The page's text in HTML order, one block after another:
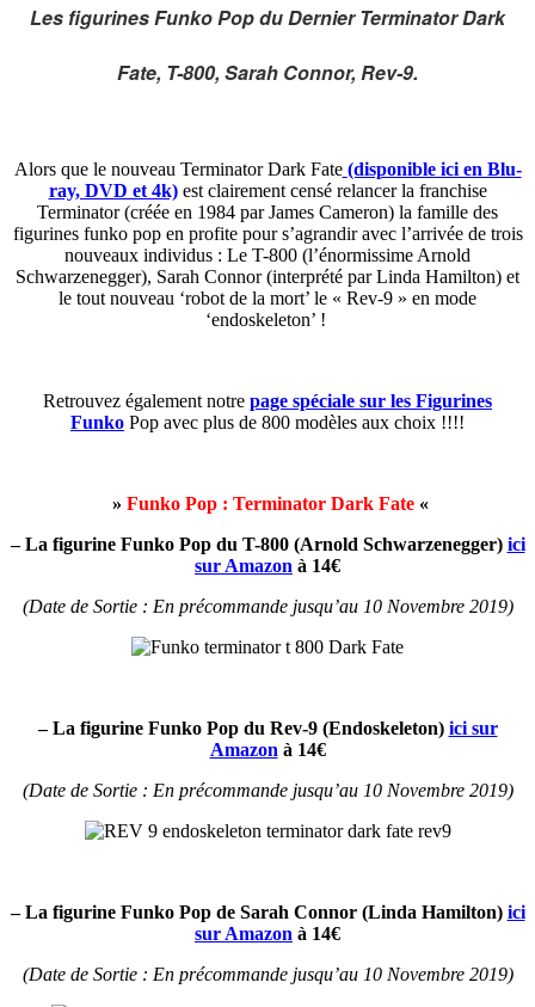
Les figurines Funko Pop du Dernier Terminator Dark
Fate, T-800, Sarah Connor, Rev-9.
Alors que le nouveau Terminator Dark Fate (disponible ici en Blu-
ray, DVD et 4k)est clairement censé relancer la franchise
Terminator (créée en 1984 par James Cameron) la famille des
figurines funko pop en profite pour s’agrandir avec l’arrivée de trois
nouveaux individus : Le T-800 (l’énormissime Arnold
Schwarzenegger), Sarah Connor (interprété par Linda Hamilton) et
le tout nouveau ‘robot de la mort’ le « Rev-9 » en mode
‘endoskeleton’ !
Retrouvez également notre page spéciale sur les Figurines
Funko Pop avec plus de 800 modèles aux choix !!!!
» Funko Pop : Terminator Dark Fate«
– La figurine Funko Pop du T-800 (Arnold Schwarzenegger) ici
sur Amazon à 14€
(Date de Sortie : En précommande jusqu’au 10 Novembre 2019)
– La figurine Funko Pop du Rev-9 (Endoskeleton) ici sur
Amazon à 14€
(Date de Sortie : En précommande jusqu’au 10 Novembre 2019)
– La figurine Funko Pop de Sarah Connor (Linda Hamilton) ici
sur Amazon à 14€
(Date de Sortie : En précommande jusqu’au 10 Novembre 2019)